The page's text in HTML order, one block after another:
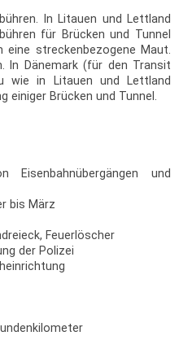
In Litauen und Lettland
für Brücken und Tunnel
streckenbezogene Maut.
In Dänemark (für den Transit
wie in Litauen und Lettland
einiger Brücken und Tunnel.
und
bis März
Feuerlöscher
der Polizei